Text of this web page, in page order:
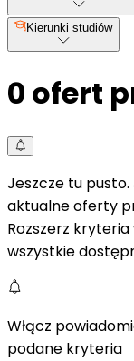
Kierunki studiów
0 ofert
Jeszcze tu
aktualne oferty
Rozszerz
wszystkie
Włącz
podane kryteria